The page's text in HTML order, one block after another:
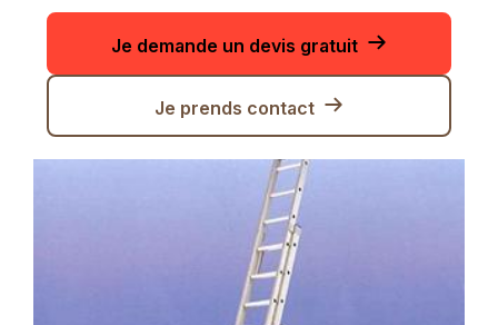
Je demande un devis gratuit
Je prends contact